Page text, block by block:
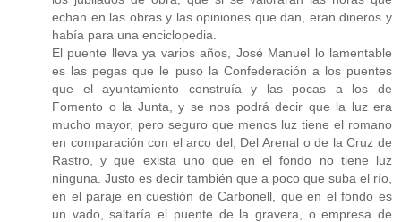
echan en las obras y las opiniones que dan, eran dineros y
había para una enciclopedia.
El puente lleva ya varios años, José Manuel lo lamentable
es las pegas que le puso la Confederación a los puentes
que el ayuntamiento construía y las pocas a los de
Fomento o la Junta, y se nos podrá decir que la luz era
mucho mayor, pero seguro que menos luz tiene el romano
en comparación con el arco del, Del Arenal o de la Cruz de
Rastro, y que exista uno que en el fondo no tiene luz
ninguna. Justo es decir también que a poco que suba el río,
en el paraje en cuestión de Carbonell, que en el fondo es
un vado, saltaría el puente de la gravera, o empresa de